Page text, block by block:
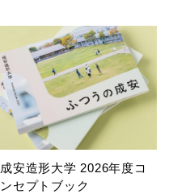
成安造形大学 2026年度コ
ンセプトブック